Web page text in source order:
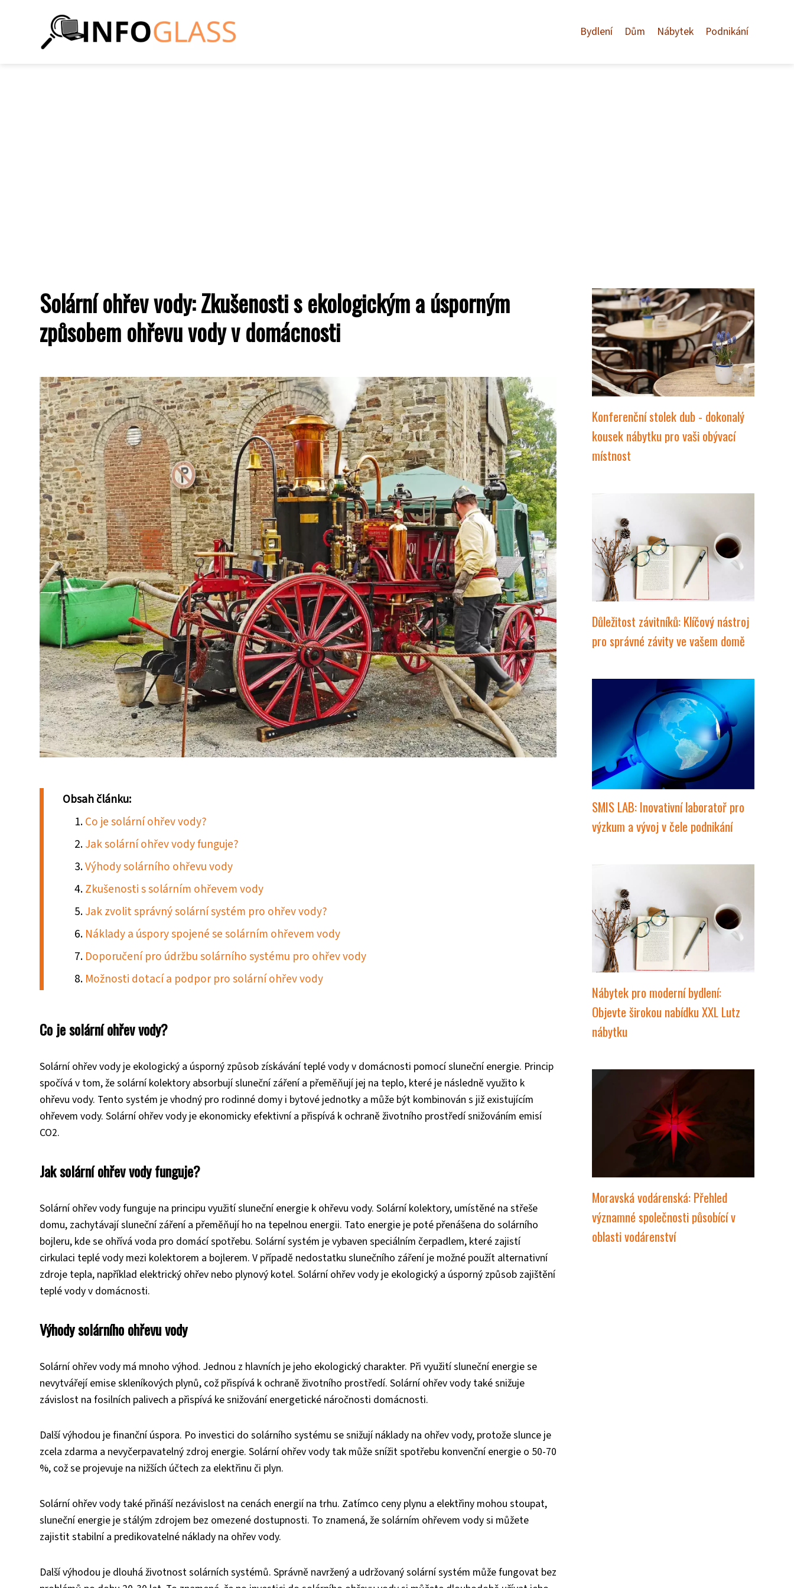
Bydlení Dům Nábytek Podnikání
Solární ohřev vody: Zkušenosti s ekologickým a úsporným
způsobem ohřevu vody v domácnosti
Obsah článku:
Co je solární ohřev vody?
Jak solární ohřev vody funguje?
Výhody solárního ohřevu vody
Zkušenosti s solárním ohřevem vody
Jak zvolit správný solární systém pro ohřev vody?
Náklady a úspory spojené se solárním ohřevem vody
Doporučení pro údržbu solárního systému pro ohřev vody
Možnosti dotací a podpor pro solární ohřev vody
Co je solární ohřev vody?
Solární ohřev vody je ekologický a úsporný způsob získávání teplé vody v domácnosti pomocí sluneční energie. Princip
spočívá v tom, že solární kolektory absorbují sluneční záření a přeměňují jej na teplo, které je následně využito k
ohřevu vody. Tento systém je vhodný pro rodinné domy i bytové jednotky a může být kombinován s již existujícím
ohřevem vody. Solární ohřev vody je ekonomicky efektivní a přispívá k ochraně životního prostředí snižováním emisí
CO2.
Jak solární ohřev vody funguje?
Solární ohřev vody funguje na principu využití sluneční energie k ohřevu vody. Solární kolektory, umístěné na střeše
domu, zachytávají sluneční záření a přeměňují ho na tepelnou energii. Tato energie je poté přenášena do solárního
bojleru, kde se ohřívá voda pro domácí spotřebu. Solární systém je vybaven speciálním čerpadlem, které zajistí
cirkulaci teplé vody mezi kolektorem a bojlerem. V případě nedostatku slunečního záření je možné použít alternativní
zdroje tepla, například elektrický ohřev nebo plynový kotel. Solární ohřev vody je ekologický a úsporný způsob zajištění
teplé vody v domácnosti.
Výhody solárního ohřevu vody
Solární ohřev vody má mnoho výhod. Jednou z hlavních je jeho ekologický charakter. Při využití sluneční energie se
nevytvářejí emise skleníkových plynů, což přispívá k ochraně životního prostředí. Solární ohřev vody také snižuje
závislost na fosilních palivech a přispívá ke snižování energetické náročnosti domácnosti.
Další výhodou je finanční úspora. Po investici do solárního systému se snižují náklady na ohřev vody, protože slunce je
zcela zdarma a nevyčerpavatelný zdroj energie. Solární ohřev vody tak může snížit spotřebu konvenční energie o 50-70
%, což se projevuje na nižších účtech za elektřinu či plyn.
Solární ohřev vody také přináší nezávislost na cenách energií na trhu. Zatímco ceny plynu a elektřiny mohou stoupat,
sluneční energie je stálým zdrojem bez omezené dostupnosti. To znamená, že solárním ohřevem vody si můžete
zajistit stabilní a predikovatelné náklady na ohřev vody.
Další výhodou je dlouhá životnost solárních systémů. Správně navržený a udržovaný solární systém může fungovat bez
Konferenční stolek dub - dokonalý
kousek nábytku pro vaši obývací
místnost
Důležitost závitníků: Klíčový nástroj
pro správné závity ve vašem domě
SMIS LAB: Inovativní laboratoř pro
výzkum a vývoj v čele podnikání
Nábytek pro moderní bydlení:
Objevte širokou nabídku XXL Lutz
nábytku
Moravská vodárenská: Přehled
významné společnosti působící v
oblasti vodárenství